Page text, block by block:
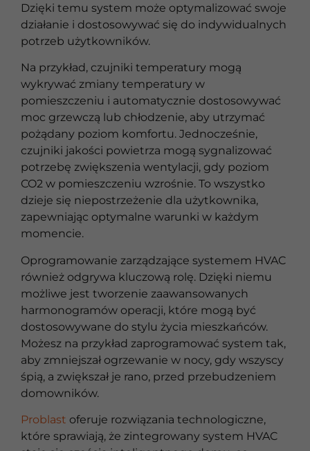
Dzięki temu system może optymalizować swoje
działanie i dostosowywać się do indywidualnych
potrzeb użytkowników.
Na przykład, czujniki temperatury mogą
wykrywać zmiany temperatury w
pomieszczeniu i automatycznie dostosowywać
moc grzewczą lub chłodzenie, aby utrzymać
pożądany poziom komfortu. Jednocześnie,
czujniki jakości powietrza mogą sygnalizować
potrzebę zwiększenia wentylacji, gdy poziom
CO2 w pomieszczeniu wzrośnie. To wszystko
dzieje się niepostrzeżenie dla użytkownika,
zapewniając optymalne warunki w każdym
momencie.
Oprogramowanie zarządzające systemem HVAC
również odgrywa kluczową rolę. Dzięki niemu
możliwe jest tworzenie zaawansowanych
harmonogramów operacji, które mogą być
dostosowywane do stylu życia mieszkańców.
Możesz na przykład zaprogramować system tak,
aby zmniejszał ogrzewanie w nocy, gdy wszyscy
śpią, a zwiększał je rano, przed przebudzeniem
domowników.
Problast oferuje rozwiązania technologiczne,
które sprawiają, że zintegrowany system HVAC